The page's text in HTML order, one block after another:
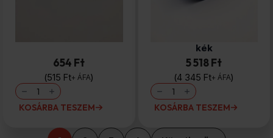
654 Ft
515 Ft+ ÁFA
Tapadószalag
9mm/66m
kék
mennyiség
KOSÁRBA TESZEM
kék
5 518 Ft
4 345 Ft+ ÁFA
Tapadószalag
50mm/50m
Biztonsági
kék
KOSÁRBA TESZEM